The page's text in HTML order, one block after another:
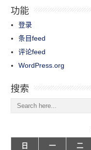
功能
登录
条目feed
评论feed
WordPress.org
搜索
日
一 二